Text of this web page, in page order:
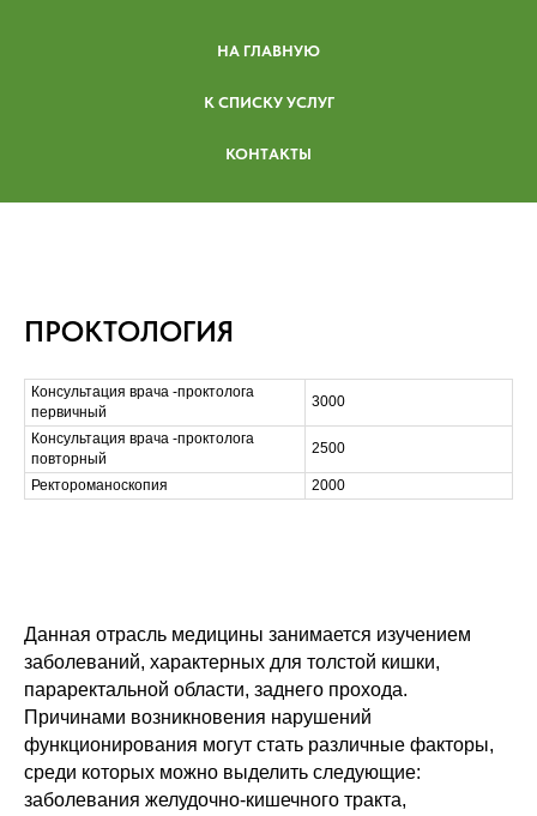
НА ГЛАВНУЮ
К СПИСКУ УСЛУГ
КОНТАКТЫ
ПРОКТОЛОГИЯ
Консультация врача -проктолога
первичный
3000
Консультация врача -проктолога
повторный
2500
Ректороманоскопия 2000
Данная отрасль медицины занимается изучением
заболеваний, характерных для толстой кишки,
параректальной области, заднего прохода.
Причинами возникновения нарушений
функционирования могут стать различные факторы,
среди которых можно выделить следующие:
заболевания желудочно-кишечного тракта,